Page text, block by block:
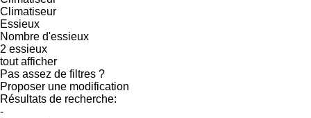
Climatiseur
Essieux
Nombre d'essieux
2 essieux
tout afficher
Pas assez de filtres ?
Proposer une modification
Résultats de recherche:
-